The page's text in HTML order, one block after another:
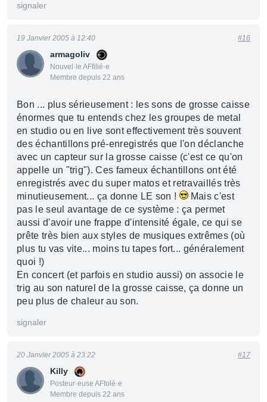
signaler
armagoliv
Nouvel·le AFfilié·e
Membre depuis 22 ans
19 Janvier 2005 à 12:40 #16
Bon ... plus sérieusement : les sons de grosse caisse
énormes que tu entends chez les groupes de metal
en studio ou en live sont effectivement très souvent
des échantillons pré-enregistrés que l'on déclanche
avec un capteur sur la grosse caisse (c'est ce qu'on
appelle un "trig"). Ces fameux échantillons ont été
enregistrés avec du super matos et retravaillés très
minutieusement... ça donne LE son !
Mais c'est
pas le seul avantage de ce système : ça permet
aussi d'avoir une frappe d'intensité égale, ce qui se
prête très bien aux styles de musiques extrêmes (où
plus tu vas vite... moins tu tapes fort... généralement
quoi !)
En concert (et parfois en studio aussi) on associe le
trig au son naturel de la grosse caisse, ça donne un
peu plus de chaleur au son.
signaler
Killy
Posteur·euse AFfolé·e
Membre depuis 22 ans
20 Janvier 2005 à 23:22 #17